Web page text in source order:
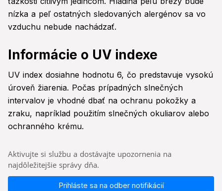
nízka a peľ ostatných sledovaných alergénov sa vo
vzduchu nebude nachádzať.
Informácie o UV indexe
UV index dosiahne hodnotu 6, čo predstavuje vysokú
úroveň žiarenia. Počas prípadných slnečných
intervalov je vhodné dbať na ochranu pokožky a
zraku, napríklad použitím slnečných okuliarov alebo
ochranného krému.
Aktivujte si službu a dostávajte upozornenia na
najdôležitejšie správy dňa.
Prihláste sa na odber notifikácií